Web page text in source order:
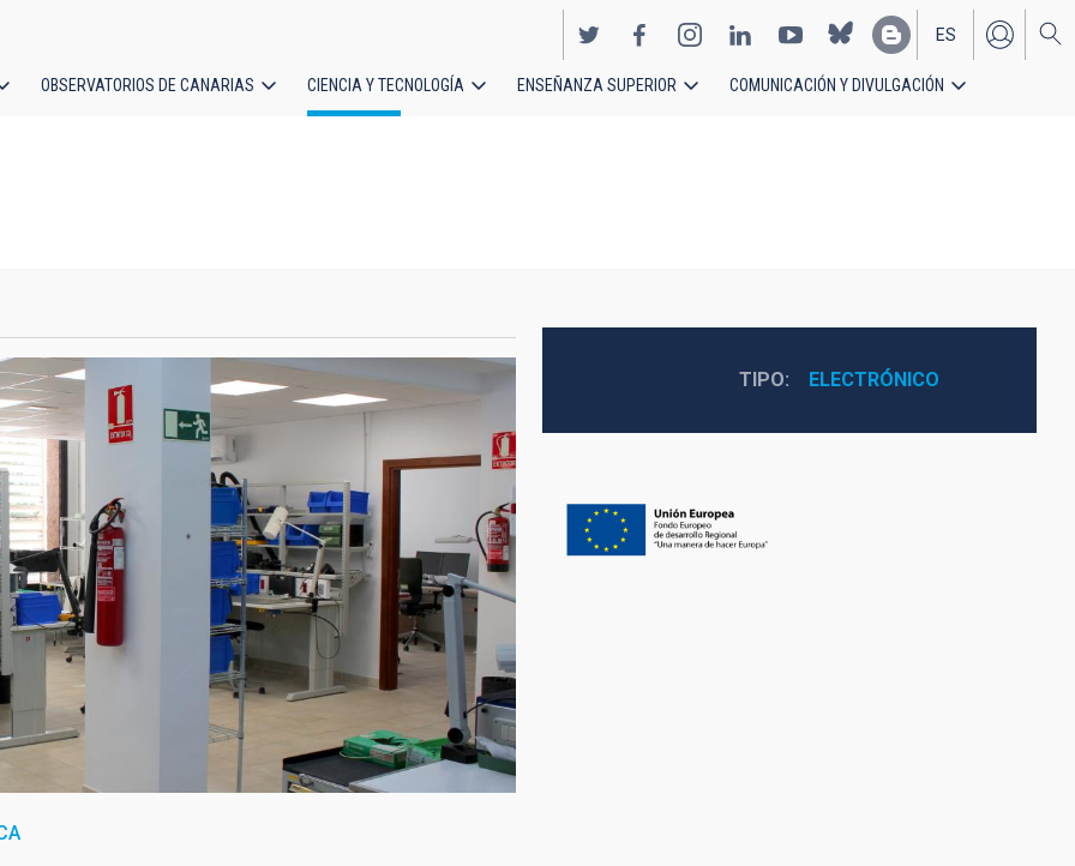
EN
ES
OBSERVATORIOS DE CANARIAS CIENCIA Y TECNOLOGÍA ENSEÑANZA SUPERIOR COMUNICACIÓN Y DIVULGACIÓN
TIPO ELECTRÓNICO